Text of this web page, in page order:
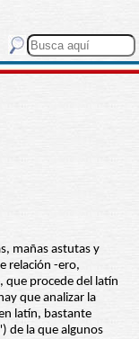
mañas astutas y
relación -ero,
que procede del latín
que analizar la
latín, bastante
de la que algunos